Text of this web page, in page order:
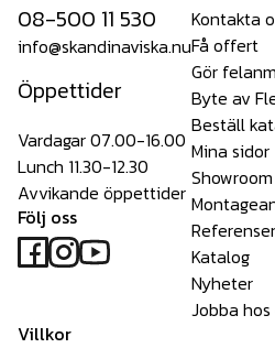
08-500 11 530
info@skandinaviska.nu
Öppettider
Vardagar 07.00-16.00
Lunch 11.30-12.30
Avvikande öppettider
Följ oss
Kontakta
Få offert
Gör
Byte av
Beställ
Mina sidor
Showroom
Referenser
Katalog
Nyheter
Jobba hos
Villkor